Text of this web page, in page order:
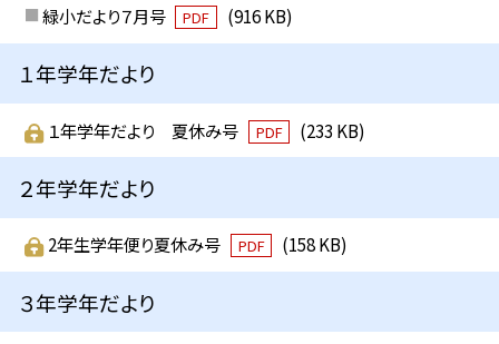
緑小だより７月号 PDF (916 KB)
１年学年だより
１年学年だより 夏休み号 PDF (233 KB)
２年学年だより
2年生学年便り夏休み号 PDF (158 KB)
３年学年だより